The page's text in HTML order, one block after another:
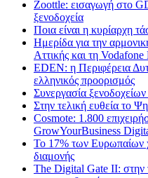
Zoottle: εισαγωγή στο
ξενοδοχεία
Ποια είναι η κυρίαρχη
Ημερίδα για την
Αττικής και τη
EDEN: η Περιφέρεια
ελληνικός προορισμός
Συνεργασία
Στην τελική ευθεία το
Cosmote: 1.800
GrowYourBusiness
Το 17% των Ευρωπαίων
διαμονής
The Digital Gate II: στην